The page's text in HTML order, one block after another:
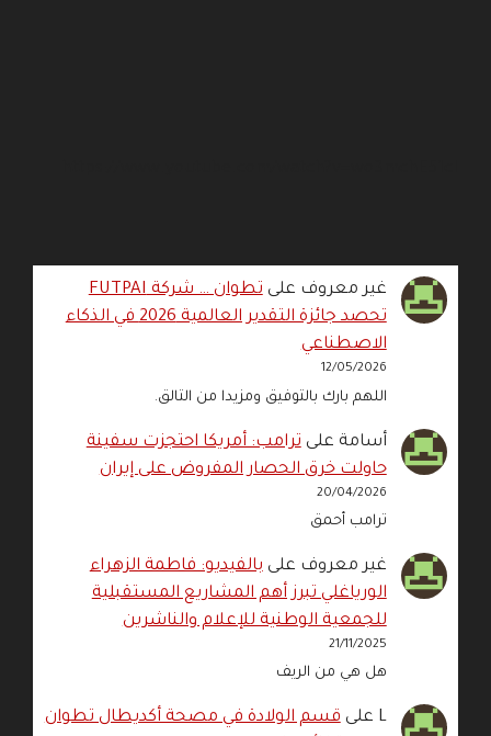
غير معروف على
تطوان … شركة FUTPAI
تحصد جائزة التقدير العالمية 2026 في الذكاء
الاصطناعي
12/05/2026
اللهم بارك بالتوفيق ومزيدا من التالق.
أسامة علىترامب: أمريكا احتجزت سفينة
حاولت خرق الحصار المفروض على إيران
20/04/2026
ترامب أحمق
غير معروف علىبالفيديو: فاطمة الزهراء
الورياغلي تبرز أهم المشاريع المستقبلية
للجمعية الوطنية للإعلام والناشرين
21/11/2025
هل هي من الريف
L علىقسم الولادة في مصحة أكديطال تطوان